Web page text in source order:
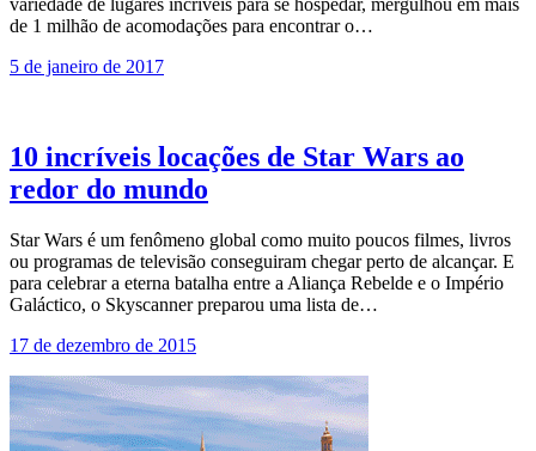
de 1 milhão de acomodações para encontrar o…
5 de janeiro de 2017
10 incríveis locações de Star Wars ao
redor do mundo
Star Wars é um fenômeno global como muito poucos filmes, livros
ou programas de televisão conseguiram chegar perto de alcançar. E
para celebrar a eterna batalha entre a Aliança Rebelde e o Império
Galáctico, o Skyscanner preparou uma lista de…
17 de dezembro de 2015